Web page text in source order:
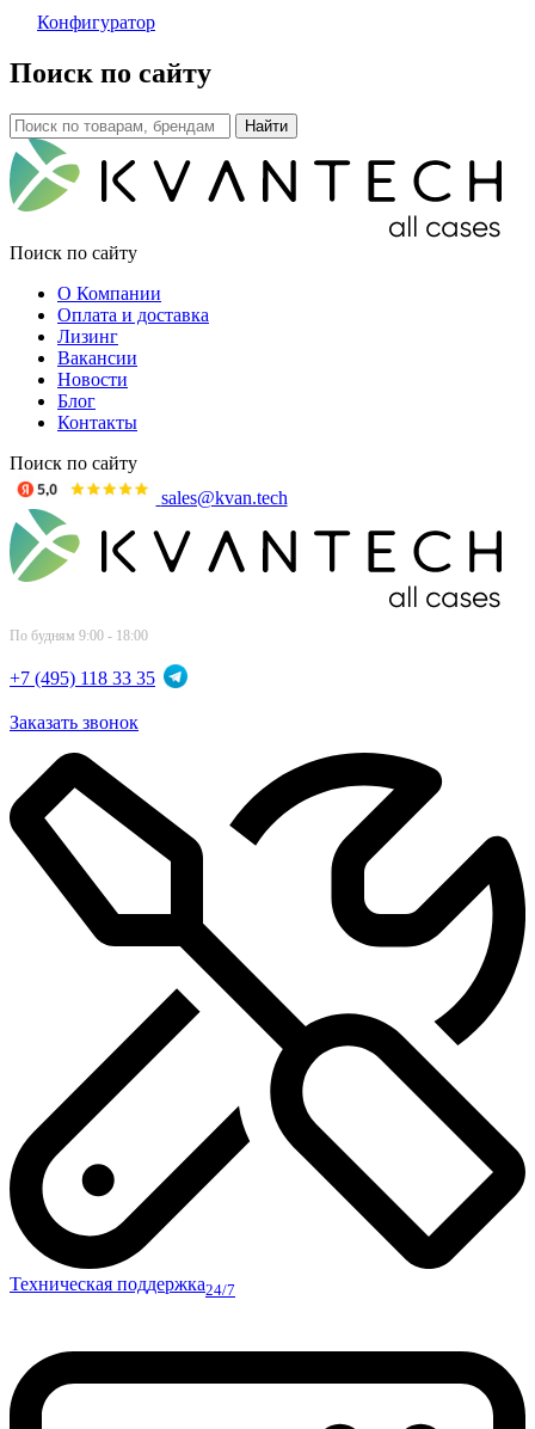
Конфигуратор
Поиск по сайту
Поиск по сайту
О Компании
Оплата и доставка
Лизинг
Вакансии
Новости
Блог
Контакты
Поиск по сайту
sales@kvan.tech
По будням 9:00 - 18:00
+7 (495) 118 33 35
Заказать звонок
Техническая поддержка24/7